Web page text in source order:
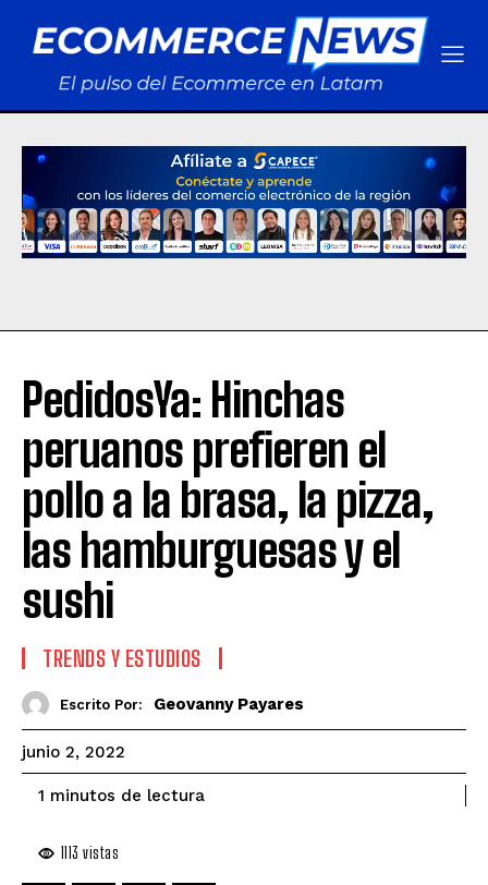
PedidosYa: Hinchas
peruanos prefieren el
pollo a la brasa, la pizza,
las hamburguesas y el
sushi
TRENDS Y ESTUDIOS
Escrito Por: Geovanny Payares
junio 2, 2022
1 minutos de lectura
1113 vistas